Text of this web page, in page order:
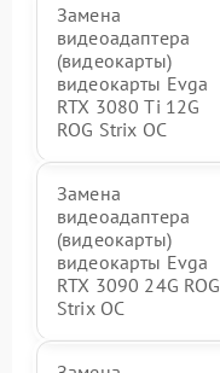
Замена
видеоадаптера
(видеокарты)
видеокарты Evga
RTX 3080 Ti 12G
ROG Strix OC
Замена
видеоадаптера
(видеокарты)
видеокарты Evga
RTX 3090 24G ROG
Strix OC